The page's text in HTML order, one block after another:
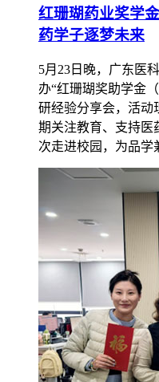
红珊瑚药业奖学
药学子逐梦未来
5月23日晚，广东医
办“红珊瑚奖助学金
研经验分享会，活动
期关注教育、支持医
次走进校园，为品学